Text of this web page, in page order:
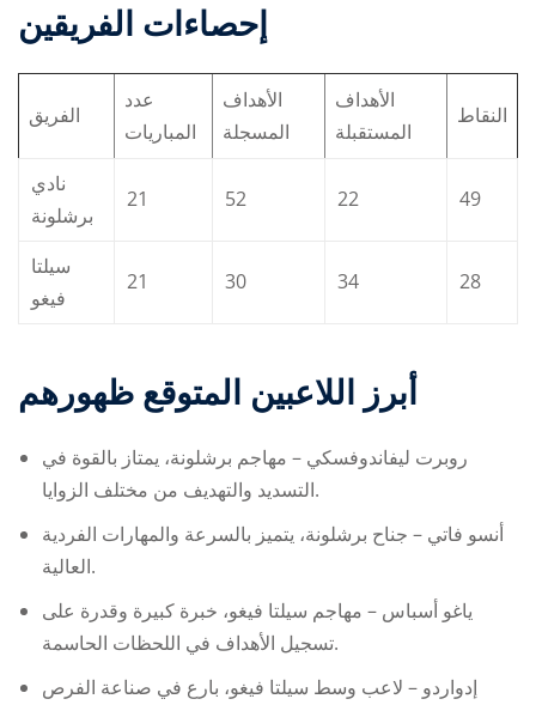
إحصاءات الفريقين
الفريق
عدد
المباريات
الأهداف
المسجلة
الأهداف
المستقبلة
النقاط
نادي
برشلونة
21 52 22 49
سيلتا
فيغو
21 30 34 28
أبرز اللاعبين المتوقع ظهورهم
روبرت ليفاندوفسكي – مهاجم برشلونة، يمتاز بالقوة في
التسديد والتهديف من مختلف الزوايا.
أنسو فاتي – جناح برشلونة، يتميز بالسرعة والمهارات الفردية
العالية.
ياغو أسباس – مهاجم سيلتا فيغو، خبرة كبيرة وقدرة على
تسجيل الأهداف في اللحظات الحاسمة.
إدواردو – لاعب وسط سيلتا فيغو، بارع في صناعة الفرص